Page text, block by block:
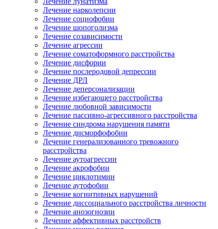
Лечение нарколепсии
Лечение социофобии
Лечение шопоголизма
Лечение созависимости
Лечение агрессии
Лечение соматоформного расстройства
Лечение дисфории
Лечение послеродовой депрессии
Лечение ДРЛ
Лечение деперсонализации
Лечение избегающего расстройства
Лечение любовной зависимости
Лечение пассивно-агрессивного расстройства
Лечение синдрома нарушения памяти
Лечение дисморфофобии
Лечение генерализованного тревожного
расстройства
Лечение аутоагрессии
Лечение акрофобии
Лечение циклотимии
Лечение аутофобии
Лечение когнитивных нарушений
Лечение диссоциального расстройства личности
Лечение анозогнозии
Лечение аффективных расстройств